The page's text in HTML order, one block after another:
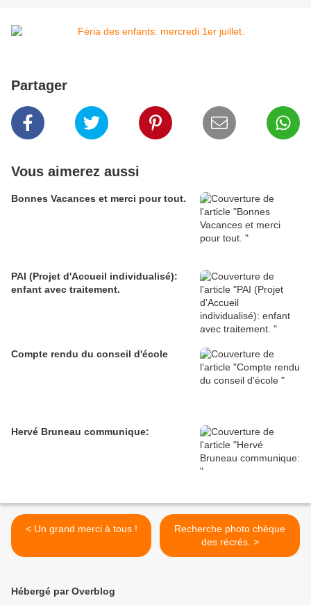
Partager
Vous aimerez aussi
Bonnes Vacances et merci pour tout.
PAI (Projet d'Accueil individualisé):
enfant avec traitement.
Compte rendu du conseil d'école
Hervé Bruneau communique:
< Un grand merci à tous !
Recherche photo chèque
des récrés. >
Hébergé par Overblog